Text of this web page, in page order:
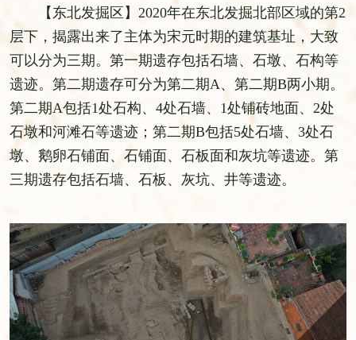
【东北发掘区】2020年在东北发掘北部区域的第2
层下，揭露出来了主体为宋元时期的建筑基址，大致
可以分为三期。第一期遗存包括石墙、石墩、石构等
遗迹。第二期遗存可分为第二期A、第二期B两小期。
第二期A包括1处石构、4处石墙、1处铺砖地面、2处
石墩和河滩石等遗迹；第二期B包括5处石墙、3处石
墩、鹅卵石铺面、石铺面、石板面和灰坑等遗迹。第
三期遗存包括石墙、石板、灰坑、井等遗迹。